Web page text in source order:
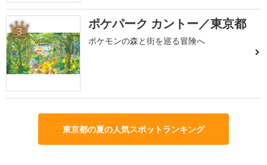
3 ポケパーク カントー／東京都
ポケモンの森と街を巡る冒険へ
東京都の夏の人気スポットランキング